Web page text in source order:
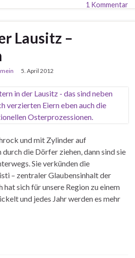
1 Kommentar
Lausitz –
5. April 2012
und mit Zylinder auf
die Dörfer ziehen, dann sind sie
Sie verkünden die
– zentraler Glaubensinhalt der
hat sich für unsere Region zu einem
und jedes Jahr werden es mehr